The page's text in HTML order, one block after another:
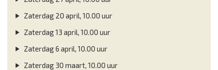
Zaterdag 20 april, 10.00 uur
Zaterdag 13 april, 10.00 uur
Zaterdag 6 april, 10.00 uur
Zaterdag 30 maart, 10.00 uur